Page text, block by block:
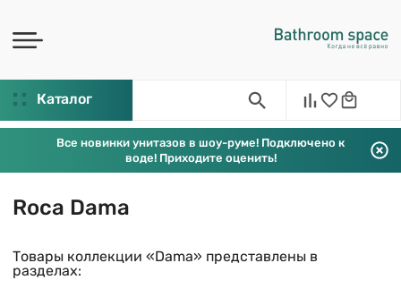
Каталог
Все новинки унитазов в шоу-руме! Подключено к
воде! Приходите оценить!
Roca Dama
Товары коллекции «Dama» представлены в
разделах: